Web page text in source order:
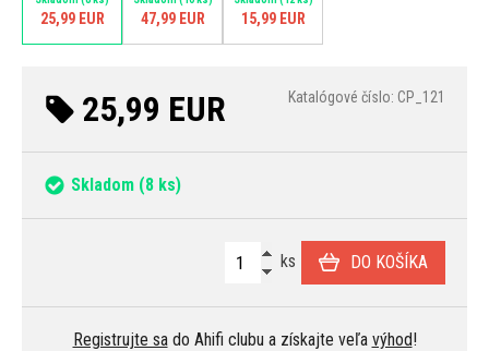
25,99 EUR 47,99 EUR 15,99 EUR
25,99 EUR Katalógové číslo: CP_121
Skladom (8 ks)
ks DO KOŠÍKA
Registrujte sado Ahifi clubu a získajte veľa výhod!